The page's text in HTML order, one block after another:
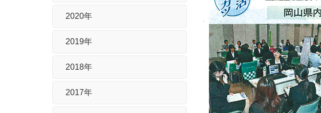
2020年
2019年
2018年
2017年